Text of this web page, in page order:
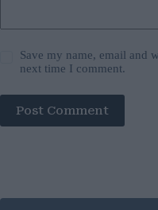
Save my name, email and
next time I comment.
Post Comment